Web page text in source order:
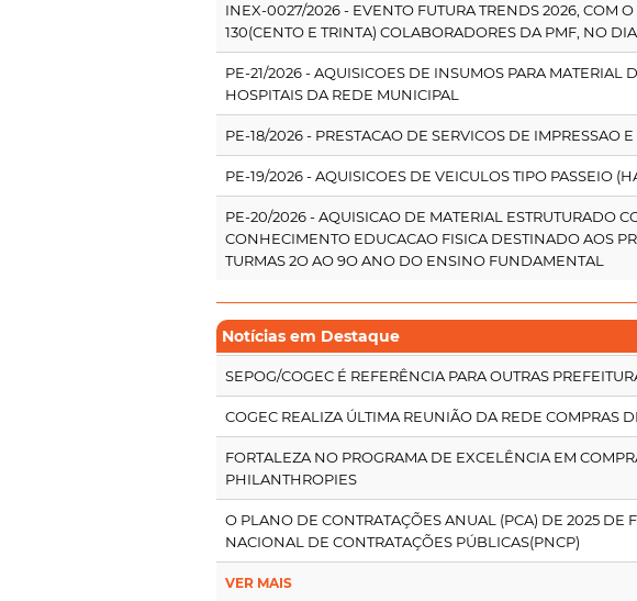
INEX-0027/2026 - EVENTO FUTURA TRENDS 2026, COM
130(CENTO E TRINTA) COLABORADORES DA PMF, NO
PE-21/2026 - AQUISICOES DE INSUMOS PARA MATERIAL
HOSPITAIS DA REDE MUNICIPAL
PE-18/2026 - PRESTACAO DE SERVICOS DE IMPRESSAO
PE-19/2026 - AQUISICOES DE VEICULOS TIPO PASSEIO
PE-20/2026 - AQUISICAO DE MATERIAL ESTRUTURADO
CONHECIMENTO EDUCACAO FISICA DESTINADO AOS
TURMAS 2O AO 9O ANO DO ENSINO FUNDAMENTAL
Notícias em Destaque
SEPOG/COGEC É REFERÊNCIA PARA OUTRAS
COGEC REALIZA ÚLTIMA REUNIÃO DA REDE COMPRAS
FORTALEZA NO PROGRAMA DE EXCELÊNCIA EM
PHILANTHROPIES
O PLANO DE CONTRATAÇÕES ANUAL (PCA) DE 2025 DE
NACIONAL DE CONTRATAÇÕES PÚBLICAS(PNCP)
VER MAIS